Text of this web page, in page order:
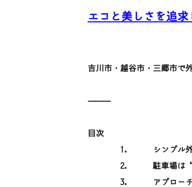
エコと美しさを追
吉川市・越谷市・三郷市で
⸻
目次
1.
シンプル
2.
駐車場は
3.
アプロー